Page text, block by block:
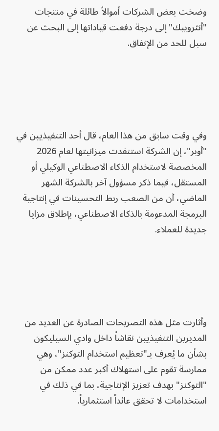
وضخت بعض الشركات أموالاً طائلة في منتجات
"أنثروبيك" إلى درجة دفعت قياداتها إلى البحث عن
سبل للحد من الإنفاق.
وفي وقت سابق من هذا العام، قال أحد التنفيذيين في
"أوبر"، إن الشركة استنفدت ميزانيتها لعام 2026
المخصصة لاستخدام الذكاء الاصطناعي الوكيلي أو
المستقل، فيما ذكر مسؤول آخر بالشركة الشهر
الماضي، أن من الصعب ربط التحسينات في إنتاجية
البرمجة المدعومة بالذكاء الاصطناعي، بإطلاق مزايا
جديدة للعملاء.
وأثارت مثل هذه التصريحات الصادرة عن العديد من
المديرين التنفيذيين نقاشاً داخل وادي السيليكون
بشأن ما يُعرف بـ"تعظيم استخدام التوكنز"، وهي
ممارسة تقوم على استهلاك أكبر عدد ممكن من
"التوكنز" بهدف تعزيز الإنتاجية، بما في ذلك في
استخدامات لا تحقق عائداً استثمارياً.